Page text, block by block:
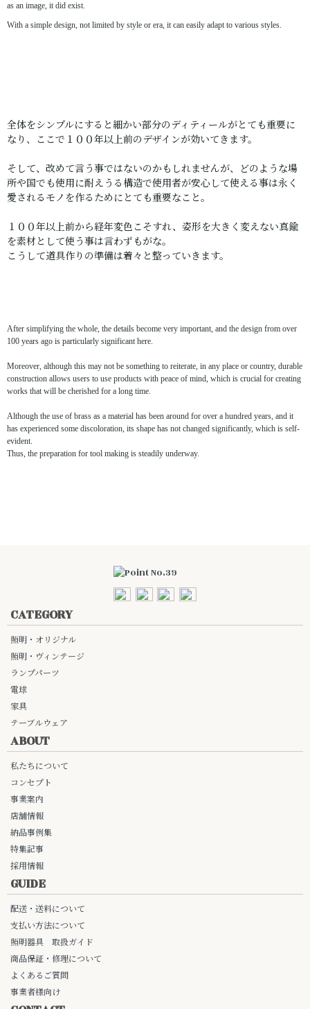
as an image, it did exist.
With a simple design, not limited by style or era, it can easily adapt to various styles.
全体をシンプルにすると細かい部分のディティールがとても重要に
なり、ここで１００年以上前のデザインが効いてきます。
そして、改めて言う事ではないのかもしれませんが、どのような場
所や国でも使用に耐えうる構造で使用者が安心して使える事は永く
愛されるモノを作るためにとても重要なこと。
１００年以上前から経年変色こそすれ、姿形を大きく変えない真鍮
を素材として使う事は言わずもがな。
こうして道具作りの準備は着々と整っていきます。
After simplifying the whole, the details become very important, and the design from over
100 years ago is particularly significant here.
Moreover, although this may not be something to reiterate, in any place or country, durable
construction allows users to use products with peace of mind, which is crucial for creating
works that will be cherished for a long time.
Although the use of brass as a material has been around for over a hundred years, and it
has experienced some discoloration, its shape has not changed significantly, which is self-
evident.
Thus, the preparation for tool making is steadily underway.
CATEGORY
照明・オリジナル
照明・ヴィンテージ
ランプパーツ
電球
家具
テーブルウェア
ABOUT
私たちについて
コンセプト
事業案内
店舗情報
納品事例集
特集記事
採用情報
GUIDE
配送・送料について
支払い方法について
照明器具 取扱ガイド
商品保証・修理について
よくあるご質問
事業者様向け